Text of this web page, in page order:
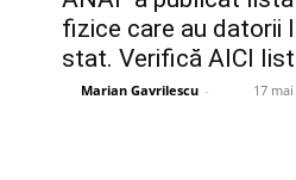
fizice care au datorii
stat. Verifică AICI
Marian Gavrilescu - 17